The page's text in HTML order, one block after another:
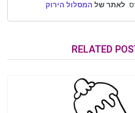
לאתר של המסלול הירוק
RELATED